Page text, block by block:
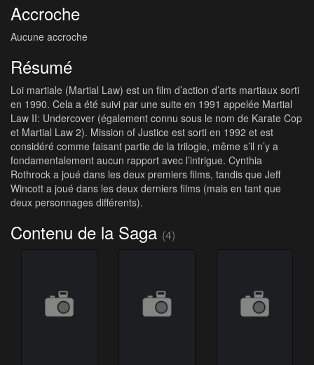
Accroche
Aucune accroche
Résumé
Loi martiale (Martial Law) est un film d’action d’arts martiaux sorti
en 1990. Cela a été suivi par une suite en 1991 appelée Martial
Law II: Undercover (également connu sous le nom de Karate Cop
et Martial Law 2). Mission of Justice est sorti en 1992 et est
considéré comme faisant partie de la trilogie, même s’il n’y a
fondamentalement aucun rapport avec l’intrigue. Cynthia
Rothrock a joué dans les deux premiers films, tandis que Jeff
Wincott a joué dans les deux derniers films (mais en tant que
deux personnages différents).
Contenu de la Saga (4)